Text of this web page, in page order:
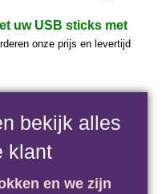
uw USB sticks met
onze prijs en levertijd
bekijk alles
klant
en we zijn